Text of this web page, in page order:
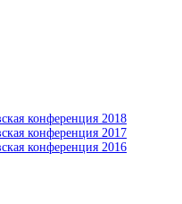
конференция 2018
конференция 2017
конференция 2016